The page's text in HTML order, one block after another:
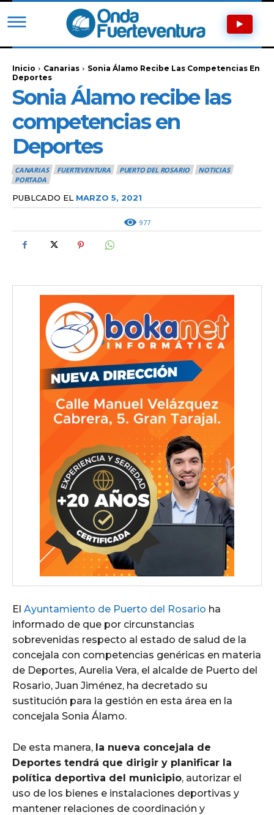
Inicio Canarias
Sonia Álamo Recibe Las Competencias En
Deportes
Sonia Álamo recibe las
competencias en
Deportes
CANARIAS FUERTEVENTURA PUERTO DEL ROSARIO
NOTICIAS
PORTADA
PUBLCADO EL MARZO 5, 2021
977
El Ayuntamiento de Puerto del Rosario ha
informado de que por circunstancias
sobrevenidas respecto al estado de salud de la
concejala con competencias genéricas en materia
de Deportes, Aurelia Vera, el alcalde de Puerto del
Rosario, Juan Jiménez, ha decretado su
sustitución para la gestión en esta área en la
concejala Sonia Álamo.
De esta manera, la nueva concejala de
Deportes tendrá que dirigir y planificar la
política deportiva del municipio, autorizar el
uso de los bienes e instalaciones deportivas y
mantener relaciones de coordinación y